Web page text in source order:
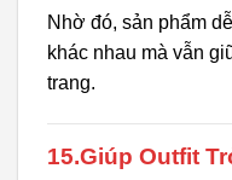
Nhờ đó, sản phẩm
khác nhau mà vẫn
trang.
15.Giúp Outfit